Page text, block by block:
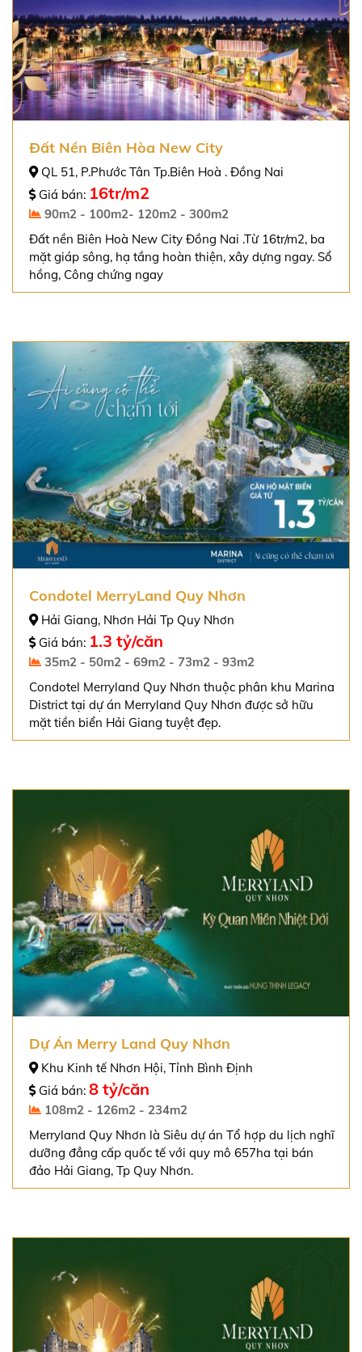
Đất Nền Biên Hòa New City
QL 51, P.Phước Tân Tp.Biên Hoà . Đồng Nai
Giá bán: 16tr/m2
90m2 - 100m2- 120m2 - 300m2
Đất nền Biên Hoà New City Đồng Nai .Từ 16tr/m2, ba
mặt giáp sông, hạ tầng hoàn thiện, xây dựng ngay. Sổ
hồng, Công chứng ngay
Condotel MerryLand Quy Nhơn
Hải Giang, Nhơn Hải Tp Quy Nhơn
Giá bán: 1.3 tỷ/căn
35m2 - 50m2 - 69m2 - 73m2 - 93m2
Condotel Merryland Quy Nhơn thuộc phân khu Marina
District tại dự án Merryland Quy Nhơn được sở hữu
mặt tiền biển Hải Giang tuyệt đẹp.
Dự Án Merry Land Quy Nhơn
Khu Kinh tế Nhơn Hội, Tỉnh Bình Định
Giá bán: 8 tỷ/căn
108m2 - 126m2 - 234m2
Merryland Quy Nhơn là Siêu dự án Tổ hợp du lịch nghĩ
dưỡng đẳng cấp quốc tế với quy mô 657ha tại bán
đảo Hải Giang, Tp Quy Nhơn.